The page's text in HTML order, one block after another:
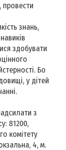
провести
знань,
здобувати
Бо
у дітей
з
81200,
комітету
4, м.